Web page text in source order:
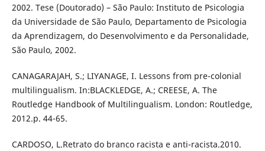
2002. Tese (Doutorado) – São Paulo: Instituto de Psicologia
da Universidade de São Paulo, Departamento de Psicologia
da Aprendizagem, do Desenvolvimento e da Personalidade,
São Paulo, 2002.
CANAGARAJAH, S.; LIYANAGE, I. Lessons from pre-colonial
multilingualism. In:BLACKLEDGE, A.; CREESE, A. The
Routledge Handbook of Multilingualism. London: Routledge,
2012.p. 44-65.
CARDOSO, L.Retrato do branco racista e anti-racista.2010.